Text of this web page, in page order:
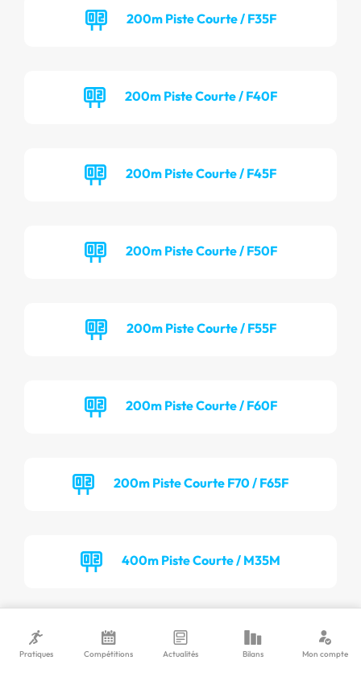
200m Piste Courte / F35F
200m Piste Courte / F40F
200m Piste Courte / F45F
200m Piste Courte / F50F
200m Piste Courte / F55F
200m Piste Courte / F60F
200m Piste Courte F70 / F65F
400m Piste Courte / M35M
400m Piste Courte / M40M
Pratiques Compétitions Actualités Bilans Mon compte